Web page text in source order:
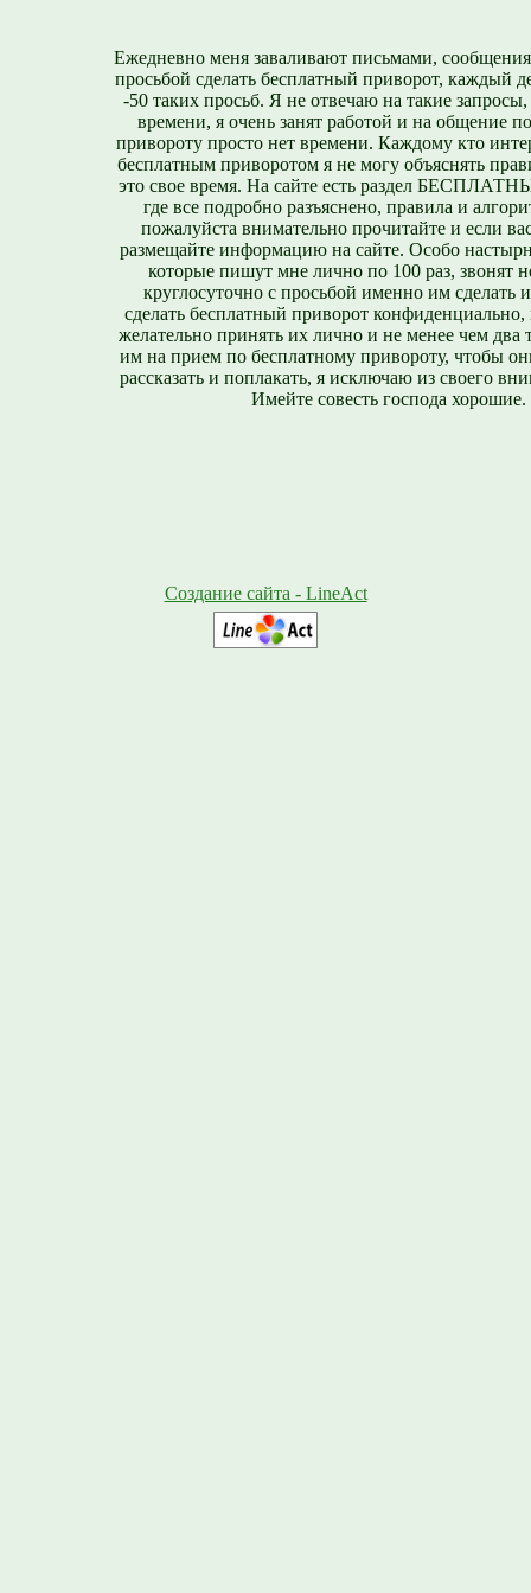
Ежедневно меня заваливают письмами,
просьбой сделать бесплатный приворот, каждый
-50 таких просьб. Я не отвечаю на такие
времени, я очень занят работой и на общение
привороту просто нет времени. Каждому кто
бесплатным приворотом я не могу объяснять
это свое время. На сайте есть раздел
где все подробно разъяснено, правила и
пожалуйста внимательно прочитайте и если
размещайте информацию на сайте. Особо
которые пишут мне лично по 100 раз, звонят
круглосуточно с просьбой именно им сделать
сделать бесплатный приворот конфиденциально,
желательно принять их лично и не менее чем два
им на прием по бесплатному привороту, чтобы
рассказать и поплакать, я исключаю из своего
Имейте совесть господа хорошие.
Создание сайта - LineAct